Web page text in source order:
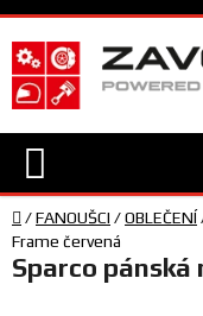
Přejít
na
obsah
TECHNIKA
Domů
/FANOUŠCI /OBLEČENÍ
Frame červená
Sparco pánská